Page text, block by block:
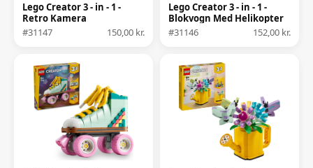
Lego Creator 3 - in - 1 -
Retro Kamera
#31147
150,00 kr.
Lego Creator 3 - in - 1 -
Blokvogn Med Helikopter
#31146
152,00 kr.